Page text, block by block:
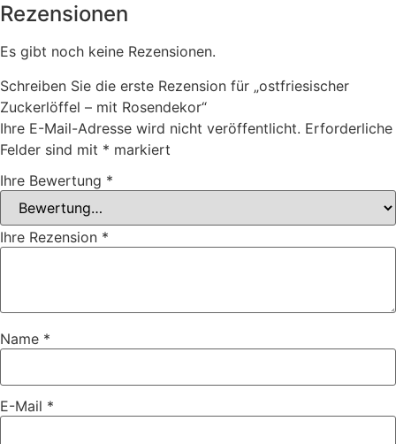
Rezensionen
Es gibt noch keine Rezensionen.
Schreiben Sie die erste Rezension für „ostfriesischer
Zuckerlöffel – mit Rosendekor“
Ihre E-Mail-Adresse wird nicht veröffentlicht. Erforderliche
Felder sind mit * markiert
Ihre Bewertung *
Ihre Rezension *
Name *
E-Mail *